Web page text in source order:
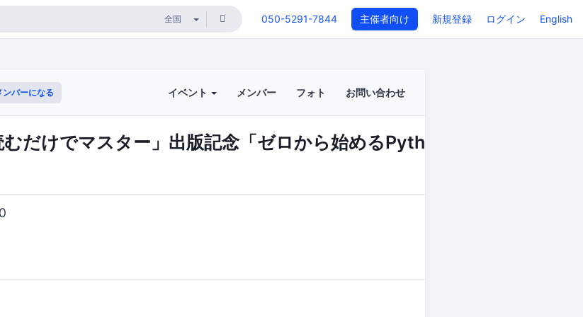
050-5291-7844 主催者向け 新規登録 ログイン English
ンバーになる イベント メンバー フォト お問い合わせ
むだけでマスター」出版記念「ゼロから始めるPythonプログラミング